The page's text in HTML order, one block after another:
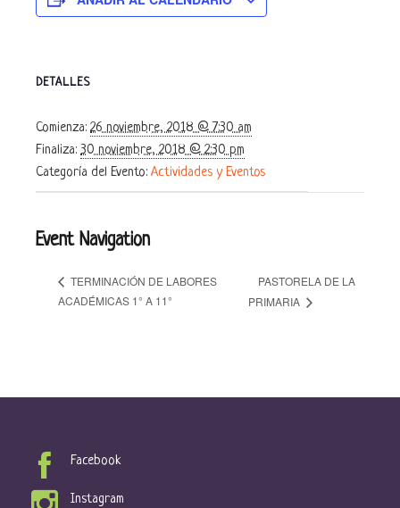
DETALLES
Comienza: 26 noviembre, 2018 @ 7:30 am
Finaliza: 30 noviembre, 2018 @ 2:30 pm
Categoría del Evento: Actividades y Eventos
Event Navigation
TERMINACIÓN DE LABORES
ACADÉMICAS 1° A 11°
PASTORELA DE LA
PRIMARIA
Facebook
Instagram